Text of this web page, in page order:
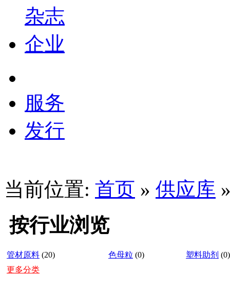
杂志
企业
服务
发行
当前位置: 首页 » 供应库
按行业浏览
管材原料 (20) 色母粒 (0) 塑料助剂 (0)
更多分类